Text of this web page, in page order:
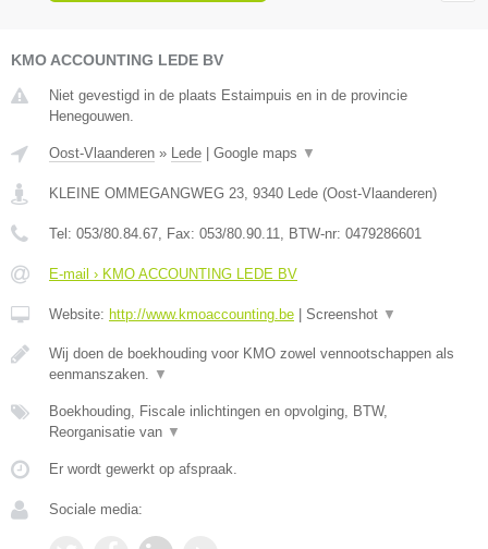
KMO ACCOUNTING LEDE BV
Niet gevestigd in de plaats Estaimpuis en in de provincie
Henegouwen.
Oost-Vlaanderen » Lede Google maps ▼
KLEINE OMMEGANGWEG 23 9340 Lede (Oost-Vlaanderen)
Tel: 053/80.84.67 , Fax: 053/80.90.11 , BTW-nr: 0479286601
E-mail › KMO ACCOUNTING LEDE BV
Website: http://www.kmoaccounting.be Screenshot ▼
Wij doen de boekhouding voor KMO zowel vennootschappen als
eenmanszaken.
▼
Boekhouding, Fiscale inlichtingen en opvolging, BTW,
Reorganisatie van ▼
Er wordt gewerkt op afspraak.
Sociale media: